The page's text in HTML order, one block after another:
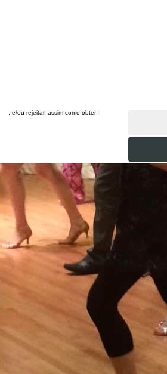
, e/ou rejeitar, assim como obter